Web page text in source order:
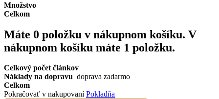
Množstvo
Celkom
Máte 0 položku v nákupnom košíku. V
nákupnom košíku máte 1 položku.
Celkový počet článkov
Náklady na dopravu doprava zadarmo
Celkom
Pokračovať v nakupovaníPokladňa